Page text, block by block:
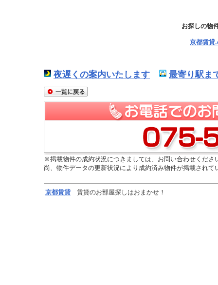
お探しの物
京都賃貸
夜遅くの案内いたします 最寄り駅ま
※掲載物件の成約状況につきましては、お問い合わせくださ
尚、物件データの更新状況により成約済み物件が掲載され
京都賃貸 賃貸のお部屋探しはおまかせ！